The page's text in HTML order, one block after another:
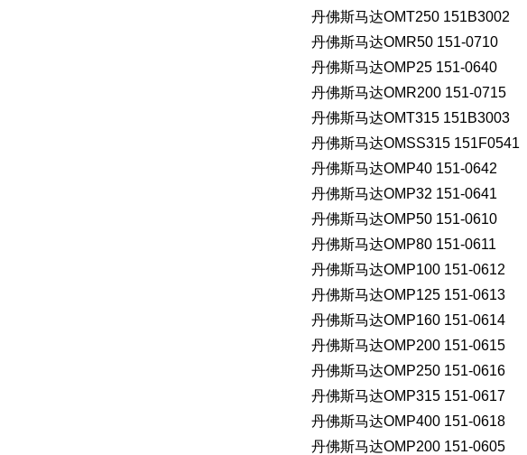
丹佛斯马达OMT250 151B3002
丹佛斯马达OMR50 151-0710
丹佛斯马达OMP25 151-0640
丹佛斯马达OMR200 151-0715
丹佛斯马达OMT315 151B3003
丹佛斯马达OMSS315 151F0541
丹佛斯马达OMP40 151-0642
丹佛斯马达OMP32 151-
丹佛斯马达OMP50 151-
丹佛斯马达OMP80 151-0611
丹佛斯马达OMP100 151-
丹佛斯马达OMP125 151-
丹佛斯马达OMP160 151-0614
丹佛斯马达OMP200 151-
丹佛斯马达OMP250 151-
丹佛斯马达OMP315 151-
丹佛斯马达OMP400 151-
丹佛斯马达OMP200 151-